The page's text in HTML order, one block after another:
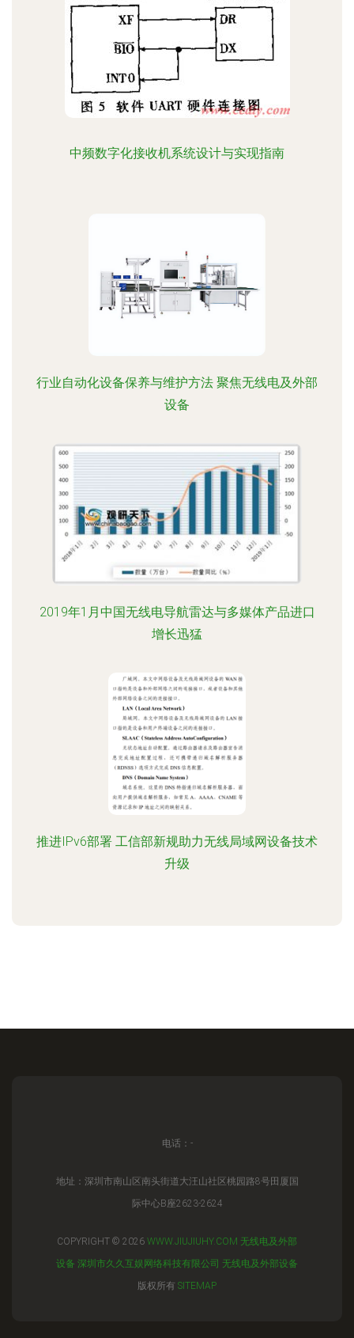
中频数字化接收机系统设计与实现指南
行业自动化设备保养与维护方法 聚焦无线电及外部
设备
2019年1月中国无线电导航雷达与多媒体产品进口
增长迅猛
推进IPv6部署 工信部新规助力无线局域网设备技术
升级
电话：-
地址：深圳市南山区南头街道大汪山社区桃园路8号田厦国
际中心B座2623-2624
COPYRIGHT © 2026 WWW.JIUJIUHY.COM 无线电及外部
设备 深圳市久久互娱网络科技有限公司 无线电及外部设备
版权所有 SITEMAP